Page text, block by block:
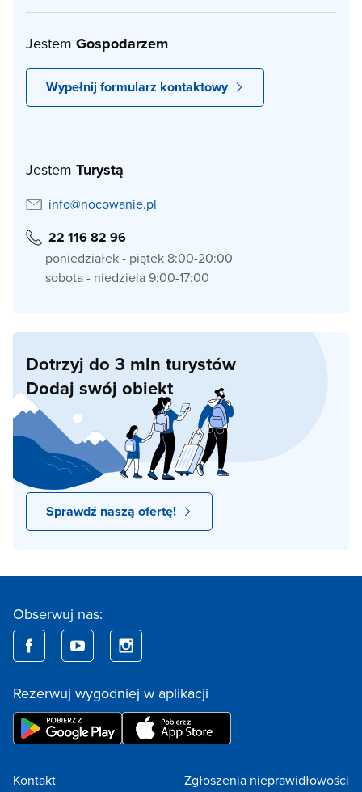
Jestem Gospodarzem
Wypełnij formularz kontaktowy
Jestem Turystą
info@nocowanie.pl
22 116 82 96
poniedziałek - piątek 8:00-20:00
sobota - niedziela 9:00-17:00
Dotrzyj do 3 mln turystów
Dodaj swój obiekt
Sprawdź naszą ofertę!
Obserwuj nas:
Rezerwuj wygodniej w aplikacji
Kontakt Zgłoszenia nieprawidłowości